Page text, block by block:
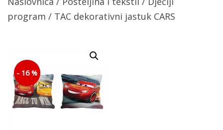
program / TAC dekorativni jastuk CARS
- 16 %